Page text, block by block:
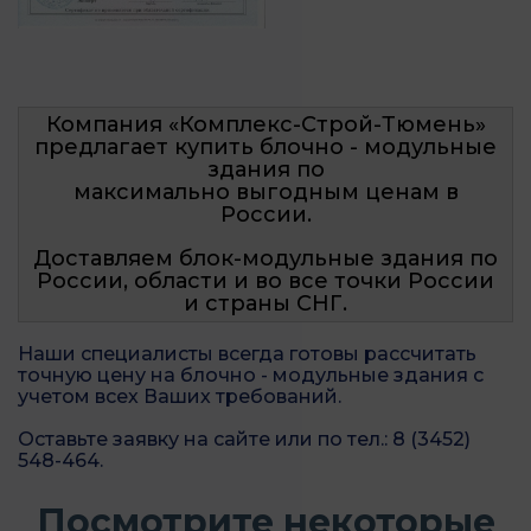
Компания «Комплекс-Строй-Тюмень»
предлагает купить блочно - модульные
здания по
максимально выгодным ценам в
России.
Доставляем блок-модульные здания по
России, области и во все точки России
и страны СНГ.
Наши специалисты всегда готовы рассчитать
точную цену на блочно - модульные здания с
учетом всех Ваших требований.
Оставьте заявку на сайте или по тел.: 8 (3452)
548-464.
​Посмотрите некоторые